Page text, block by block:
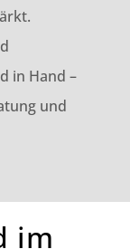
in Hand –
und
im